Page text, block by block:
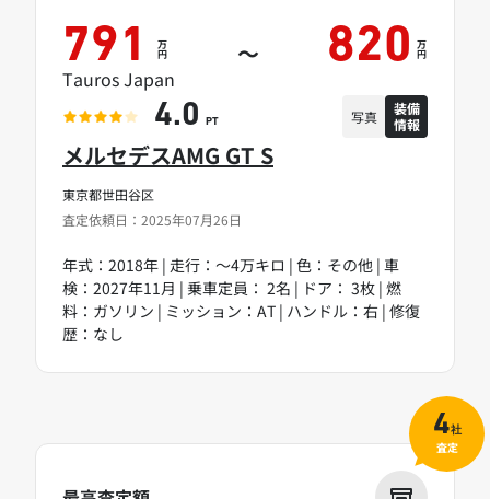
東京都世田谷区
査定依頼日：2025年07月26日
メルセデスAMG GT S
年式：2018年 | 走行：～4万キロ | 色：その他 | 車
検：2027年11月 | 乗車定員： 2名 | ドア： 3枚 | 燃
料：ガソリン | ミッション：AT | ハンドル：右 | 修復
歴：なし
791 万
円 ～ 820 万
円
Tauros Japan
4.0 PT 写真
装備
情報
4社
査定